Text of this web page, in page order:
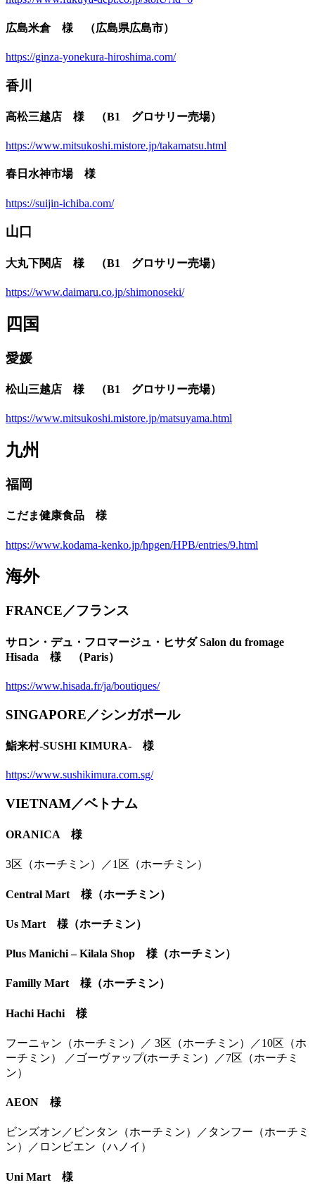
広島米倉 様 （広島県広島市）
https://ginza-yonekura-hiroshima.com/
香川
高松三越店 様 （B1 グロサリー売場）
https://www.mitsukoshi.mistore.jp/takamatsu.html
春日水神市場 様
https://suijin-ichiba.com/
山口
大丸下関店 様 （B1 グロサリー売場）
https://www.daimaru.co.jp/shimonoseki/
四国
愛媛
松山三越店 様 （B1 グロサリー売場）
https://www.mitsukoshi.mistore.jp/matsuyama.html
九州
福岡
こだま健康食品 様
https://www.kodama-kenko.jp/hpgen/HPB/entries/9.html
海外
FRANCE／フランス
サロン・デュ・フロマージュ・ヒサダ Salon du fromage
Hisada 様 （Paris）
https://www.hisada.fr/ja/boutiques/
SINGAPORE／シンガポール
鮨来村-SUSHI KIMURA- 様
https://www.sushikimura.com.sg/
VIETNAM／ベトナム
ORANICA 様
3区（ホーチミン）／1区（ホーチミン）
Central Mart 様（ホーチミン）
Us Mart 様（ホーチミン）
Plus Manichi – Kilala Shop 様（ホーチミン）
Familly Mart 様（ホーチミン）
Hachi Hachi 様
フーニャン（ホーチミン）／ 3区（ホーチミン）／10区（ホ
ーチミン） ／ゴーヴァップ(ホーチミン）／7区（ホーチミ
ン）
AEON 様
ビンズオン／ビンタン（ホーチミン）／タンフー（ホーチミ
ン）／ロンビエン（ハノイ）
Uni Mart 様